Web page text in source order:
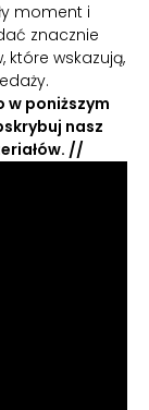
moment i
znacznie
które wskazują,
w poniższym
nasz
//